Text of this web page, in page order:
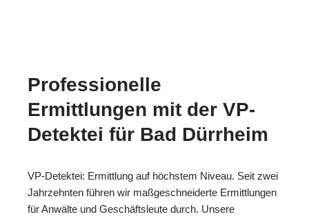
Professionelle
Ermittlungen mit der VP-
Detektei für Bad Dürrheim
VP-Detektei: Ermittlung auf höchstem Niveau. Seit zwei
Jahrzehnten führen wir maßgeschneiderte Ermittlungen
für Anwälte und Geschäftsleute durch. Unsere